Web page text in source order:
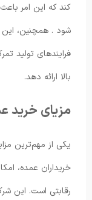
کند که این امر
شود . همچنین، این
فرایندهای تولید
بالا ارائه دهد.
مزیای خرید
یکی از مهم‌ترین
خریداران عمده،
رقابتی است. این